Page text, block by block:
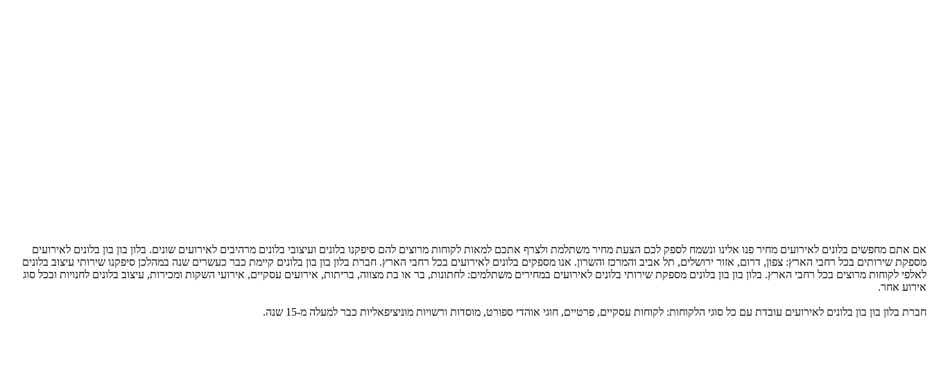
אם אתם מחפשים בלונים לאירועים מחיר פנו אלינו ונשמח לספק לכם הצעת מחיר משתלמת ולצרף אתכם למאות לקוחות מרוצים להם סיפקנו בלונים ועיצובי בלונים מרהיבים לאירועים שונים. בלון בון בון בלונים לאירועים
מספקת שירותים בכל רחבי הארץ: צפון, דרום, אזור ירושלים, תל אביב והמרכז והשרון. אנו מספקים בלונים לאירועים בכל רחבי הארץ. חברת בלון בון בון בלונים קיימת כבר כעשרים שנה במהלכן סיפקנו שירותי עיצוב בלונים
לאלפי לקוחות מרוצים בכל רחבי הארץ. בלון בון בון בלונים מספקת שירותי בלונים לאירועים במחירים משתלמים: לחתונות, בר או בת מצווה, בריתות, אירועים עסקיים, אירועי השקות ומכירות, עיצוב בלונים לחנויות ובכל סוג
אירוע אחר.
חברת בלון בון בון בלונים לאירועים עובדת עם כל סוגי הלקוחות: לקוחות עסקיים, פרטיים, חוגי אוהדי ספורט, מוסדות ורשויות מוניציפאליות כבר למעלה מ-15 שנה.